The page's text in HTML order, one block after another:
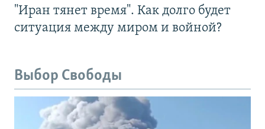
"Иран тянет время". Как долго будет
ситуация между миром и войной?
Выбор Свободы